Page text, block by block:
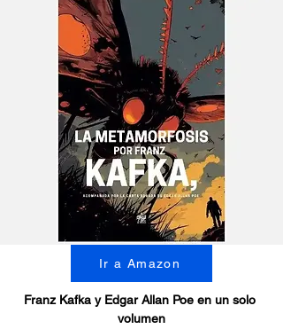
Ir a Amazon
Franz Kafka y Edgar Allan Poe en un solo
volumen